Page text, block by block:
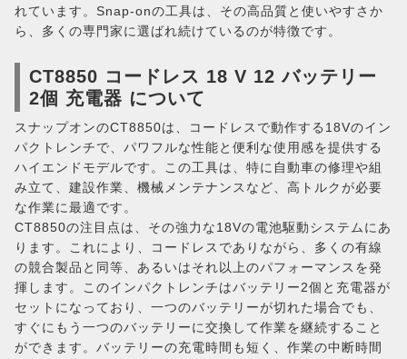
れています。Snap-onの工具は、その高品質と使いやすさか
ら、多くの専門家に選ばれ続けているのが特徴です。
CT8850 コードレス 18 V 12 バッテリー
2個 充電器 について
スナップオンのCT8850は、コードレスで動作する18Vのイン
パクトレンチで、パワフルな性能と便利な使用感を提供する
ハイエンドモデルです。この工具は、特に自動車の修理や組
み立て、建設作業、機械メンテナンスなど、高トルクが必要
な作業に最適です。
CT8850の注目点は、その強力な18Vの電池駆動システムにあ
ります。これにより、コードレスでありながら、多くの有線
の競合製品と同等、あるいはそれ以上のパフォーマンスを発
揮します。このインパクトレンチはバッテリー2個と充電器が
セットになっており、一つのバッテリーが切れた場合でも、
すぐにもう一つのバッテリーに交換して作業を継続すること
ができます。バッテリーの充電時間も短く、作業の中断時間